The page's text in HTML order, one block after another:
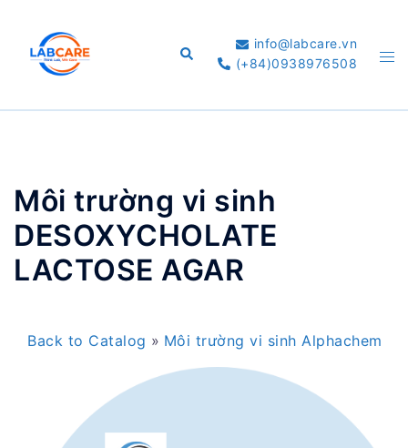
content
Search
info@labcare.vn
(+84)0938976508
Môi trường vi sinh
DESOXYCHOLATE
LACTOSE AGAR
Back to Catalog Môi trường vi sinh Alphachem